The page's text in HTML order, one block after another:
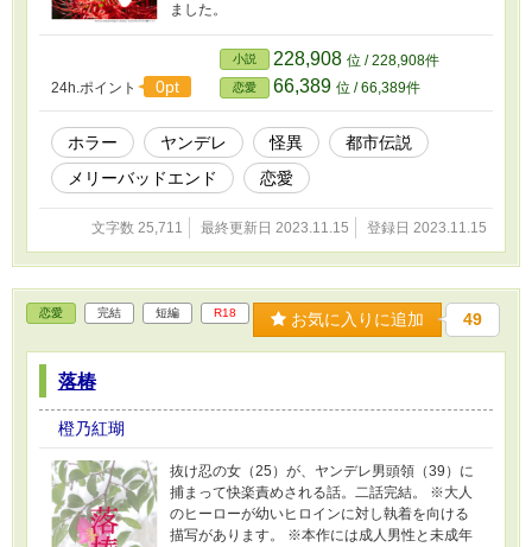
ました。
24h.ポイント 0pt
小説 228,908 位 / 228,908件
恋愛 66,389 位 / 66,389件
ホラー ヤンデレ 怪異
都市伝説
メリーバッドエンド
恋愛
文字数 25,711 最終更新日 2023.11.15 登録日 2023.11.15
恋愛 完結 短編 R18 お気に入りに追加 49
落椿
橙乃紅瑚
抜け忍の女（25）が、ヤンデレ男頭領（39）に
捕まって快楽責めされる話。二話完結。 ※大人
のヒーローが幼いヒロインに対し執着を向ける
描写があります。 ※本作には成人男性と未成年